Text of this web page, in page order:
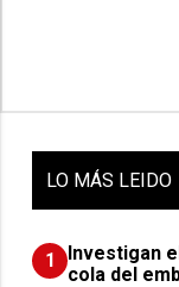
LO MÁS LEIDO
1
Investigan
cola del